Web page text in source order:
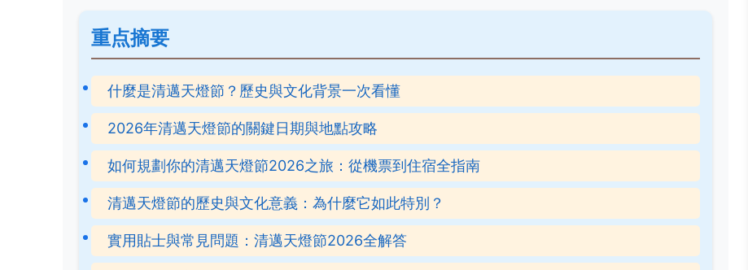
重点摘要
什麼是清邁天燈節？歷史與文化背景一次看懂
2026年清邁天燈節的關鍵日期與地點攻略
如何規劃你的清邁天燈節2026之旅：從機票到住宿全指南
清邁天燈節的歷史與文化意義：為什麼它如此特別？
實用貼士與常見問題：清邁天燈節2026全解答